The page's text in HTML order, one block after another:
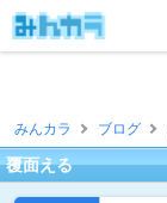
みんカラ ブログ
覆面える